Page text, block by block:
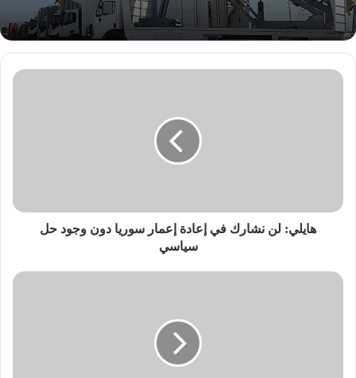
هايلي: لن نشارك في إعادة إعمار سوريا دون وجود حل
سياسي